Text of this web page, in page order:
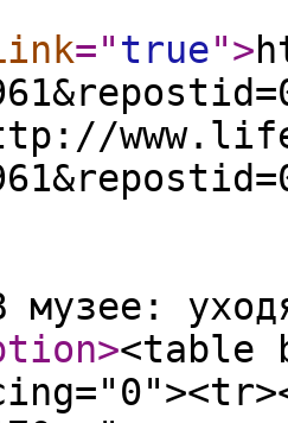
="true">
музее:
><table